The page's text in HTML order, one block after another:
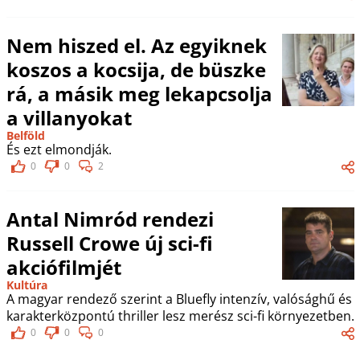
Nem hiszed el. Az egyiknek
koszos a kocsija, de büszke
rá, a másik meg lekapcsolja
a villanyokat
Belföld
És ezt elmondják.
0 0 2
Antal Nimród rendezi
Russell Crowe új sci-fi
akciófilmjét
Kultúra
A magyar rendező szerint a Bluefly intenzív, valósághű és
karakterközpontú thriller lesz merész sci-fi környezetben.
0 0 0